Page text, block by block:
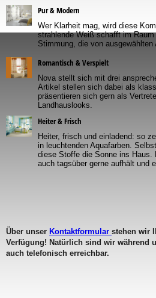
Pur & Modern
Wer Klarheit mag, wird diese
strahlende Weiß schafft im
Stimmung, die von
Romantisch & Verspielt
Nova stellt sich mit drei
Artikel stellen sich dabei als
präsentieren sich gern als
Landhauslooks.
Heiter & Frisch
Heiter, frisch und einladend: so
in leuchtenden Aquafarben.
diese Stoffe die Sonne ins
auch tagsüber gerne aufhält und
Über unser Kontaktformular stehen wir
Verfügung! Natürlich sind wir während
auch telefonisch erreichbar.